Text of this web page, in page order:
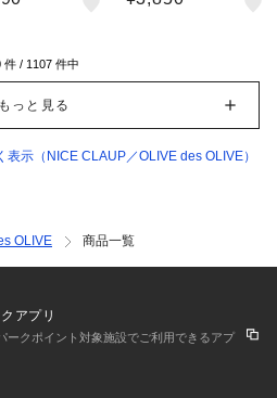
件 / 1107 件中
もっと見る
示（NICE CLAUP／OLIVE des OLIVE）
OLIVE 商品一覧
アプリ
ークポイント対象施設でご利用できるアプ